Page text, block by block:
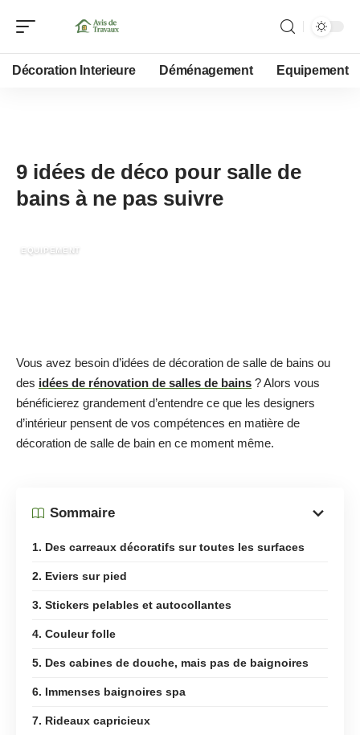
Décoration Interieure Déménagement Equipement
9 idées de déco pour salle de
bains à ne pas suivre
EQUIPEMENT
Vous avez besoin d’idées de décoration de salle de bains ou
des idées de rénovation de salles de bains ? Alors vous
bénéficierez grandement d’entendre ce que les designers
d’intérieur pensent de vos compétences en matière de
décoration de salle de bain en ce moment même.
Sommaire
1. Des carreaux décoratifs sur toutes les surfaces
2. Eviers sur pied
3. Stickers pelables et autocollantes
4. Couleur folle
5. Des cabines de douche, mais pas de baignoires
6. Immenses baignoires spa
7. Rideaux capricieux